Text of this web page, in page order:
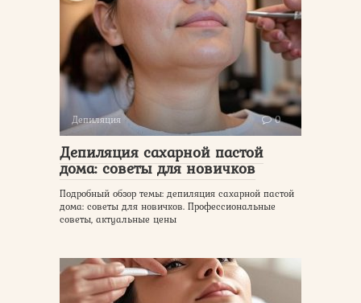
Депиляция 0
Депиляция сахарной пастой
дома: советы для новичков
Подробный обзор темы: депиляция сахарной пастой
дома: советы для новичков. Профессиональные
советы, актуальные цены